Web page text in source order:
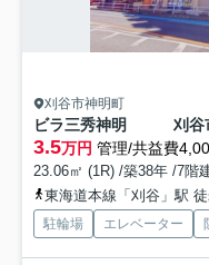
刈谷市神明町
3.5万円 管理/共益費
23.06㎡ (1R) /築38年 /7階
東海道本線「刈谷」駅
駐輪場 エレベーター